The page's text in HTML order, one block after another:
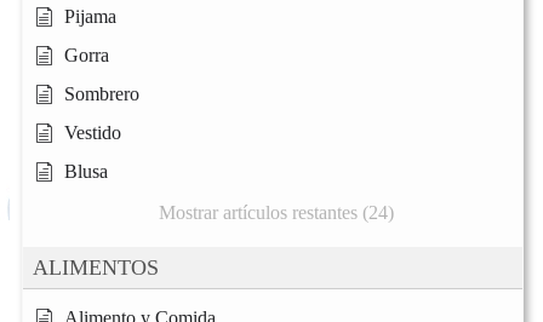
Pijama
Gorra
Sombrero
Vestido
Blusa
Mostrar artículos restantes (24)
ALIMENTOS
Alimento y Comida